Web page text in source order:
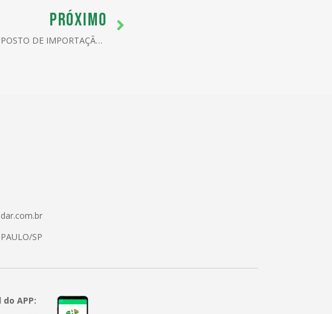
PRÓXIMO
CAMEX REDUZ IMPOSTO DE IMPORTAÇÃO DE 330 ITENS PARA INCENTIVAR INVESTIMENTOS
SP
APP: